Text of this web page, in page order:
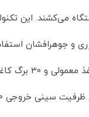
می‌کشند. این
و جوهرافشان
جلویی تا 100